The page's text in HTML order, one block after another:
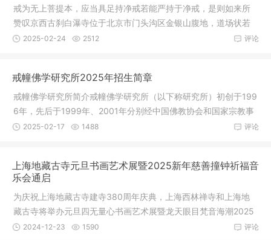
戒为无上菩提本，应当具足持净戒若能严持于净戒，是则如来所
赞叹京西古刹白瀑寺位于北京市门头沟区金银山腹地，道场状若
莲台中央
评论
2025-02-24 2512
戒幢佛学研究所2025年招生简章
戒幢佛学研究所简介戒幢佛学研究所（以下称研究所）初创于199
6年，先后于1999年、2001年分别经中国佛教协会和国家宗教事
务局批准
评论
2025-02-17 1488
上海地藏古寺元旦书画艺术展暨2025新年慈善撞钟祈福音
乐会通启
为庆祝上海地藏古寺建寺380周年庆典，上海西林禅寺和上海地
藏古寺将举办元旦四无量心书画艺术展暨龙天眼目梵音海潮2025
新年慈善
评论
2024-12-23 1590